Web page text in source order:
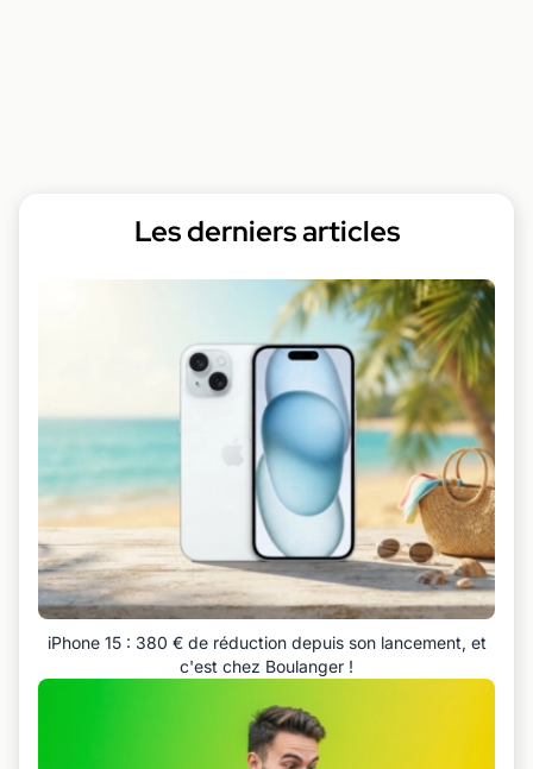
Les derniers articles
iPhone 15 : 380 € de réduction depuis son lancement, et
c'est chez Boulanger !